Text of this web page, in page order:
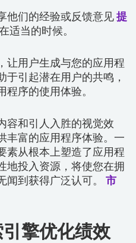
他们的经验或反馈意见提
适当的时候。
让用户生成与您的应用程
于引起潜在用户的共鸣，
程序的使用体验。
容和引人入胜的视觉效
丰富的应用程序体验。一
素从根本上塑造了应用程
地投入资源，将使您在拥
闻到获得广泛认可。 市
擎优化绩效